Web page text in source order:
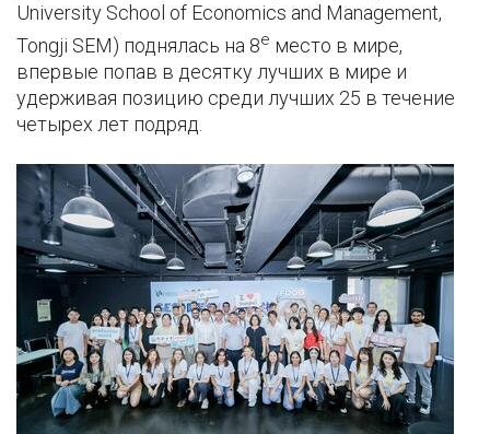
University School of Economics and Management,
Tongji SEM) поднялась на 8е место в мире,
впервые попав в десятку лучших в мире и
удерживая позицию среди лучших 25 в течение
четырех лет подряд.